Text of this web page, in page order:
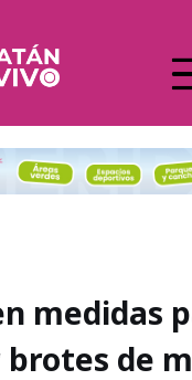
medidas
de